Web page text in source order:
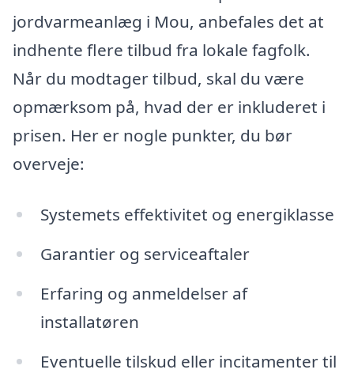
jordvarmeanlæg i Mou, anbefales det at
indhente flere tilbud fra lokale fagfolk.
Når du modtager tilbud, skal du være
opmærksom på, hvad der er inkluderet i
prisen. Her er nogle punkter, du bør
overveje:
Systemets effektivitet og energiklasse
Garantier og serviceaftaler
Erfaring og anmeldelser af
installatøren
Eventuelle tilskud eller incitamenter til